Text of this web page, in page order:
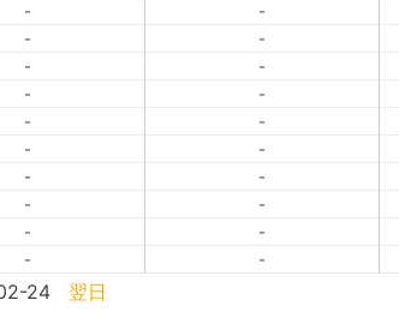
- -
- -
- -
- -
- -
- -
- -
- -
- -
- -
24 翌日